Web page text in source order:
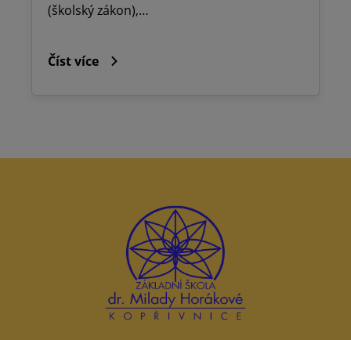
(školský zákon),…
Číst více